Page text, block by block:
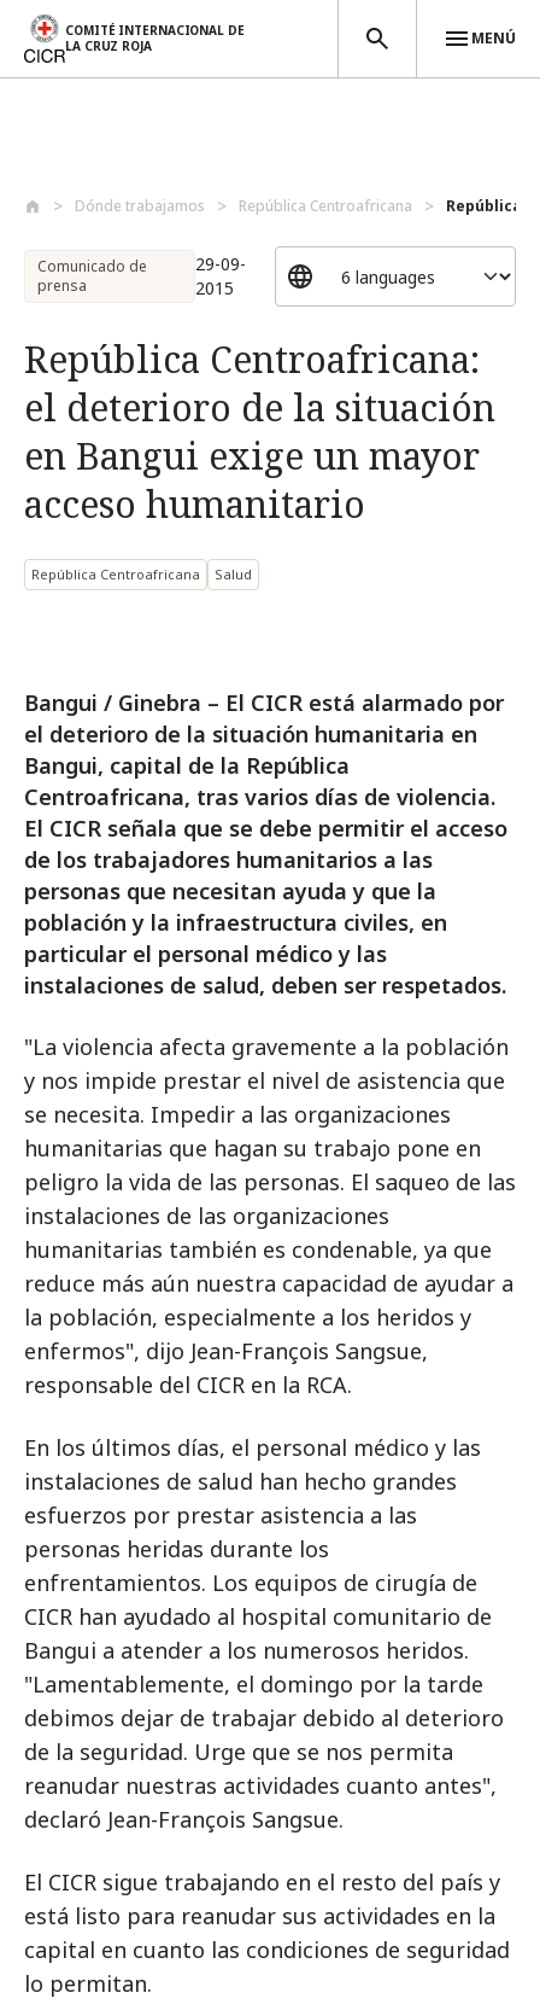
COMITÉ INTERNACIONAL DE
LA CRUZ ROJA
MENÚ
Dónde trabajamos República Centroafricana República
Comunicado de
prensa
29-09-
2015
República Centroafricana:
el deterioro de la situación
en Bangui exige un mayor
acceso humanitario
República Centroafricana Salud
Bangui / Ginebra – El CICR está alarmado por
el deterioro de la situación humanitaria en
Bangui, capital de la República
Centroafricana, tras varios días de violencia.
El CICR señala que se debe permitir el acceso
de los trabajadores humanitarios a las
personas que necesitan ayuda y que la
población y la infraestructura civiles, en
particular el personal médico y las
instalaciones de salud, deben ser respetados.
"La violencia afecta gravemente a la población
y nos impide prestar el nivel de asistencia que
se necesita. Impedir a las organizaciones
humanitarias que hagan su trabajo pone en
peligro la vida de las personas. El saqueo de las
instalaciones de las organizaciones
humanitarias también es condenable, ya que
reduce más aún nuestra capacidad de ayudar a
la población, especialmente a los heridos y
enfermos", dijo Jean-François Sangsue,
responsable del CICR en la RCA.
En los últimos días, el personal médico y las
instalaciones de salud han hecho grandes
esfuerzos por prestar asistencia a las
personas heridas durante los
enfrentamientos. Los equipos de cirugía de
CICR han ayudado al hospital comunitario de
Bangui a atender a los numerosos heridos.
"Lamentablemente, el domingo por la tarde
debimos dejar de trabajar debido al deterioro
de la seguridad. Urge que se nos permita
reanudar nuestras actividades cuanto antes",
declaró Jean-François Sangsue.
El CICR sigue trabajando en el resto del país y
está listo para reanudar sus actividades en la
capital en cuanto las condiciones de seguridad
lo permitan.